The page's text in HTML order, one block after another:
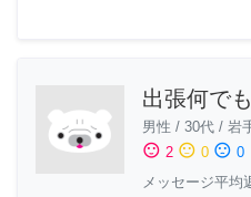
出張何で
男性 / 30代 / 岩
sentiment_satisfied 2 sentiment_neutral 0 sentiment_dissatisfied 0
メッセージ平均